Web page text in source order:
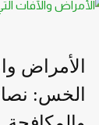
الأمراض
الخس: